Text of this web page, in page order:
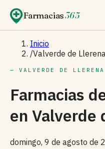
Farmacias365
Inicio
/Valverde de
— VALVERDE DE LLERENA
Farmacias
en Valverde
domingo, 9 de agosto de